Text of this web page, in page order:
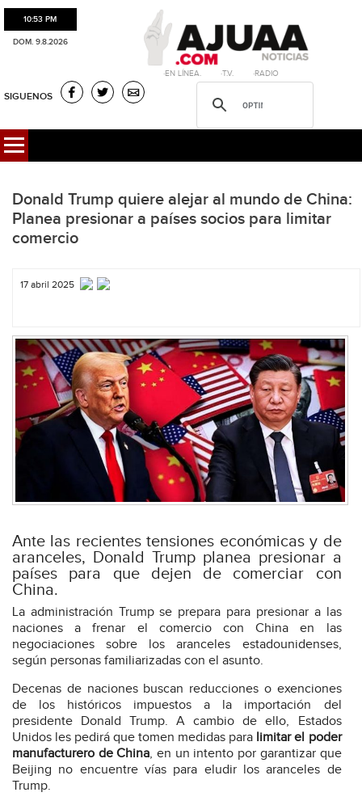
10:53 PM
DOM. 9.8.2026
·EN LÍNEA. ·T.V. ·RADIO
SIGUENOS
Donald Trump quiere alejar al mundo de China:
Planea presionar a países socios para limitar
comercio
17 abril 2025
Ante las recientes tensiones económicas y de
aranceles, Donald Trump planea presionar a
países para que dejen de comerciar con
China.
La administración Trump se prepara para presionar a las
naciones a frenar el comercio con China en las
negociaciones sobre los aranceles estadounidenses,
según personas familiarizadas con el asunto.
Decenas de naciones buscan reducciones o exenciones
de los históricos impuestos a la importación del
presidente Donald Trump. A cambio de ello, Estados
Unidos les pedirá que tomen medidas para limitar el poder
manufacturero de China, en un intento por garantizar que
Beijing no encuentre vías para eludir los aranceles de
Trump.